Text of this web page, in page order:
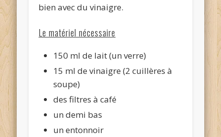
bien avec du vinaigre.
Le matériel nécessaire
150 ml de lait (un verre)
15 ml de vinaigre (2 cuillères à
soupe)
des filtres à café
un demi bas
un entonnoir